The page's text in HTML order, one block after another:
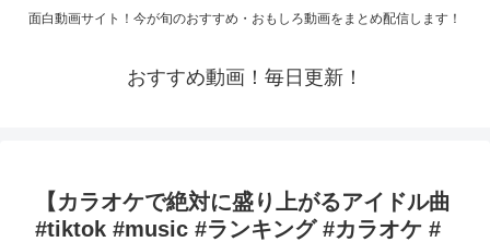
面白動画サイト！今が旬のおすすめ・おもしろ動画をまとめ配信します！
おすすめ動画！毎日更新！
【カラオケで絶対に盛り上がるアイドル曲
#tiktok #music #ランキング #カラオケ #